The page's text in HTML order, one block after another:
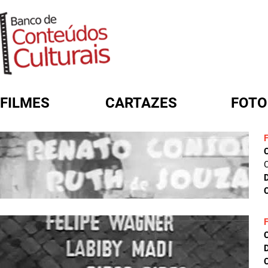
FILMES CARTAZES
FORMULÁRIO DE BUSCA